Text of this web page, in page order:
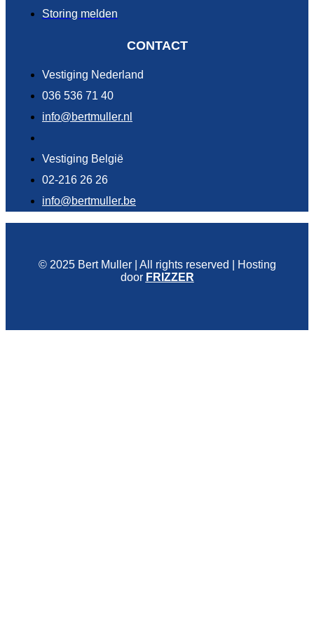
Storing melden
CONTACT
Vestiging Nederland
036 536 71 40
info@bertmuller.nl
Vestiging België
02-216 26 26
info@bertmuller.be
© 2025 Bert Muller | All rights reserved | Hosting
door FRIZZER